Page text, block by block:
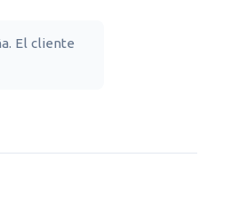
El cliente